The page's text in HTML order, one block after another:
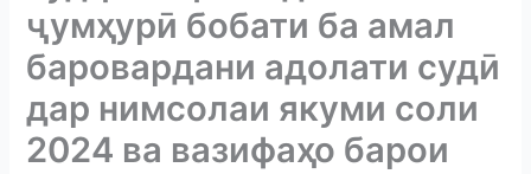
ҷумҳурӣ бобати ба амал
баровардани адолати судӣ
дар нимсолаи якуми соли
2024 ва вазифаҳо барои